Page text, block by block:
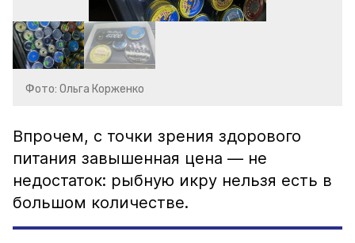
Фото: Ольга Корженко
Впрочем, с точки зрения здорового
питания завышенная цена — не
недостаток: рыбную икру нельзя есть в
большом количестве.